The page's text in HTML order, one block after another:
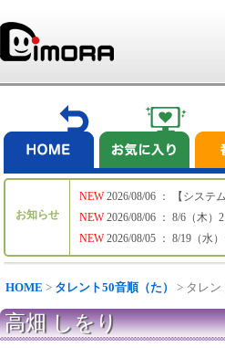
お知らせ
NEW
NEW
NEW
2026/08/06 ： 【シス
2026/08/06 ： 8/6（木
2026/08/05 ： 8/19（水
HOME > タレント50音順（た） > タレン
高畑 しをり